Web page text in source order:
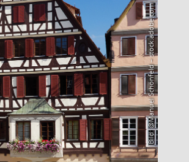
Bild: @Manuel Schönfeld – stock.adobe.com